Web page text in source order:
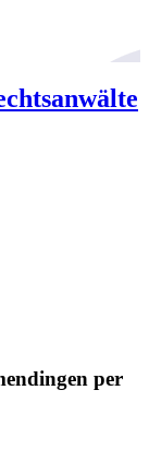
per